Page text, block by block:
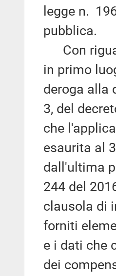
legge n.
pubblica.
Con
in primo
deroga alla
3, del
che
esaurita al
dall'ultima
244 del
clausola di
forniti
e i dati che
dei